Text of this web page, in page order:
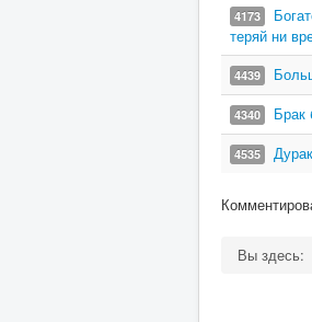
4173
теряй ни
4439
4340 Брак
4535
Вы здесь: